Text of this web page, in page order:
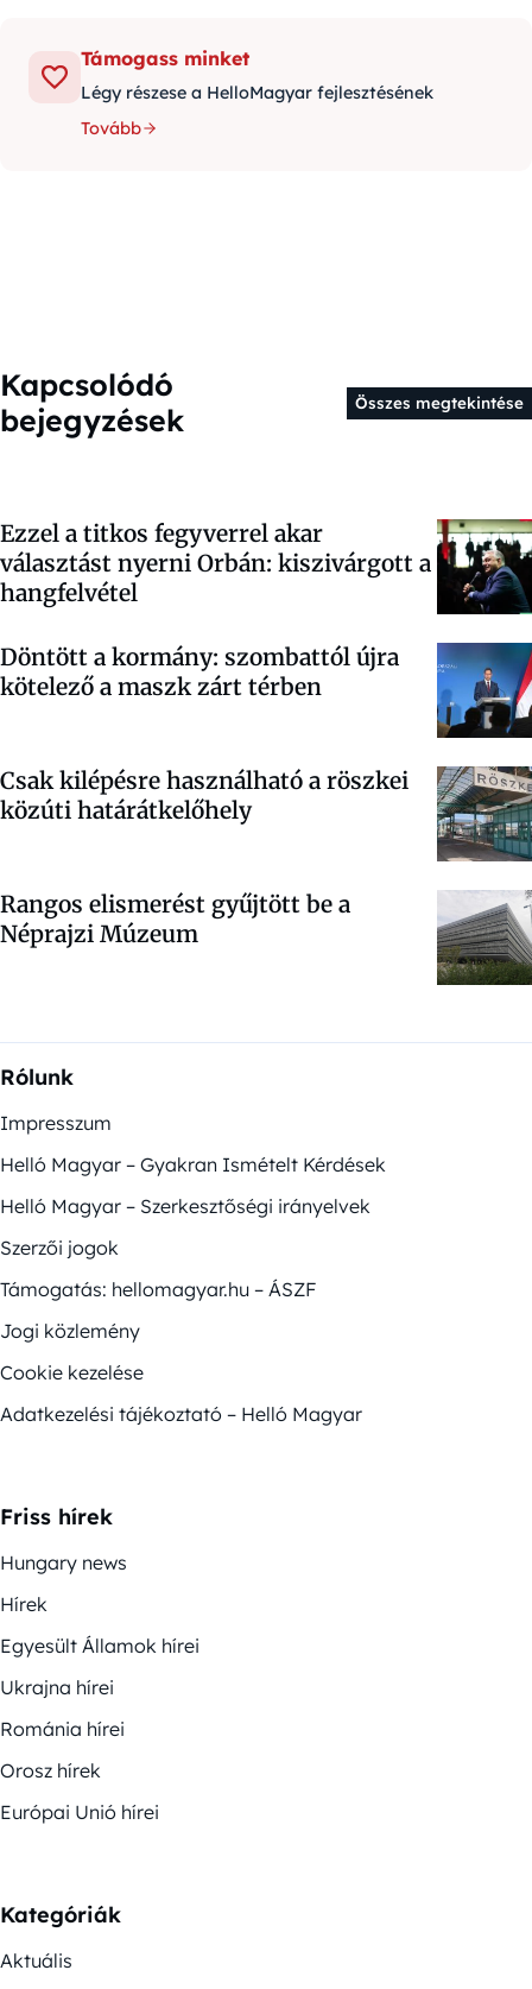
Támogass minket
Légy részese a HelloMagyar fejlesztésének
Tovább
Kapcsolódó
bejegyzések
Összes megtekintése
Ezzel a titkos fegyverrel akar
választást nyerni Orbán: kiszivárgott a
hangfelvétel
Döntött a kormány: szombattól újra
kötelező a maszk zárt térben
Csak kilépésre használható a röszkei
közúti határátkelőhely
Rangos elismerést gyűjtött be a
Néprajzi Múzeum
Rólunk
Impresszum
Helló Magyar – Gyakran Ismételt Kérdések
Helló Magyar – Szerkesztőségi irányelvek
Szerzői jogok
Támogatás: hellomagyar.hu – ÁSZF
Jogi közlemény
Cookie kezelése
Adatkezelési tájékoztató – Helló Magyar
Friss hírek
Hungary news
Hírek
Egyesült Államok hírei
Ukrajna hírei
Románia hírei
Orosz hírek
Európai Unió hírei
Kategóriák
Aktuális